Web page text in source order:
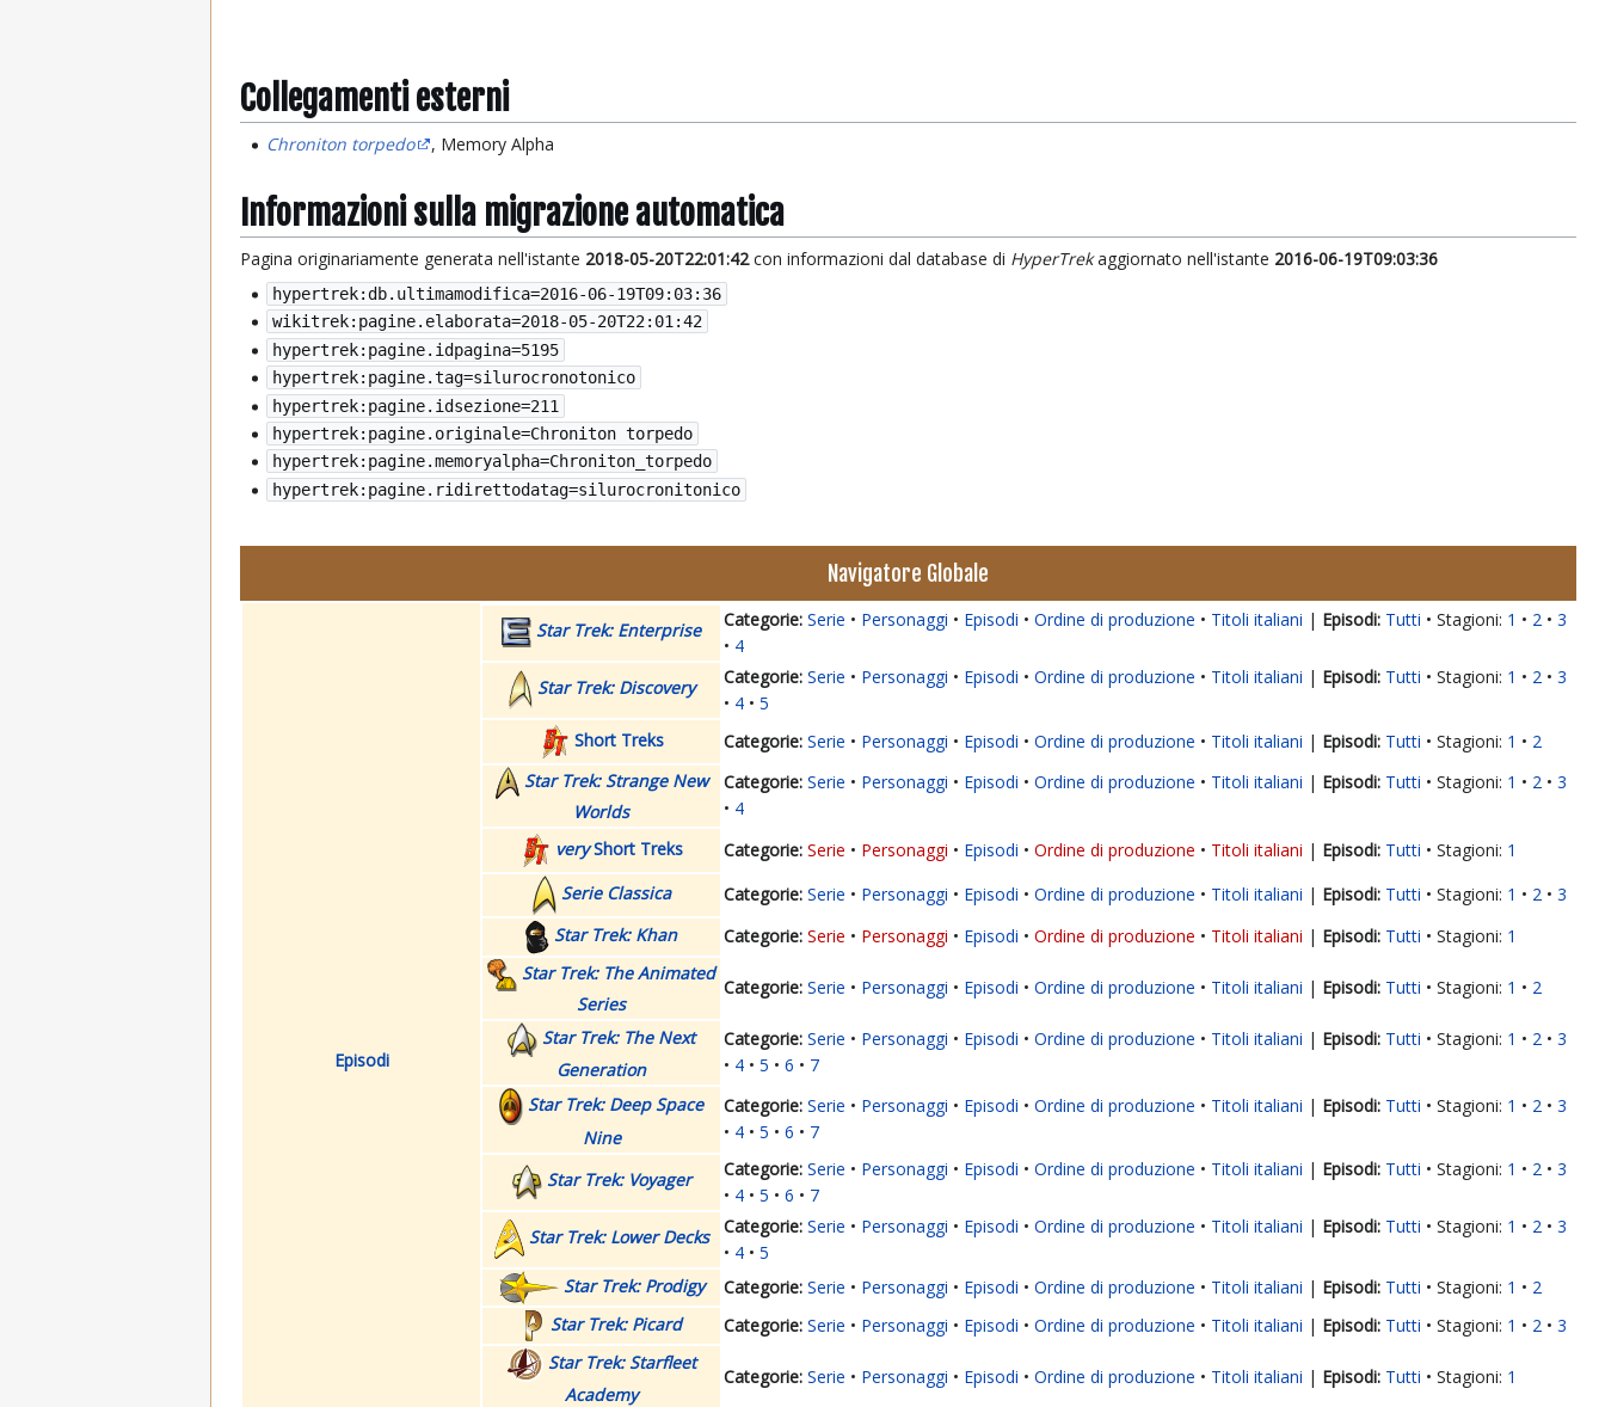
Collegamenti esterni
Chroniton torpedo , Memory Alpha
Informazioni sulla migrazione automatica
Pagina originariamente generata nell'istante 2018-05-20T22:01:42con informazioni dal database di HyperTrekaggiornato nell'istante 2016-06-19T09:03:36
hypertrek:db.ultimamodifica=2016-06-19T09:03:36
wikitrek:pagine.elaborata=2018-05-20T22:01:42
hypertrek:pagine.idpagina=5195
hypertrek:pagine.tag=silurocronotonico
hypertrek:pagine.idsezione=211
hypertrek:pagine.originale=Chroniton torpedo
hypertrek:pagine.memoryalpha=Chroniton_torpedo
hypertrek:pagine.ridirettodatag=silurocronitonico
Navigatore Globale
Episodi
Star Trek: Enterprise Serie Personaggi Episodi Ordine di produzione Titoli italiani | Tutti Stagioni: 1 2
3
4
Star Trek: Discovery
Serie Personaggi Episodi Ordine di produzione Titoli italiani | Tutti Stagioni: 1 2
3
4
5
Short Treks
Serie Personaggi Episodi Ordine di produzione Titoli italiani | Tutti Stagioni: 1
2
Star Trek: Strange New
Worlds
Serie Personaggi Episodi Ordine di produzione Titoli italiani | Tutti Stagioni: 1 2
3
4
veryShort Treks Serie Personaggi Episodi Ordine di produzione Titoli italiani | Tutti Stagioni: 1
Serie Classica
Serie Personaggi Episodi Ordine di produzione Titoli italiani | Tutti Stagioni: 1 2
3
Star Trek: Khan
Serie Personaggi Episodi Ordine di produzione Titoli italiani | Tutti Stagioni: 1
Star Trek: The Animated
Series
Serie Personaggi Episodi Ordine di produzione Titoli italiani | Tutti Stagioni: 1 2
Star Trek: The Next
Generation
Serie Personaggi Episodi Ordine di produzione Titoli italiani | Tutti Stagioni: 1 2
3
4
5 6
7
Star Trek: Deep Space
Nine
Serie Personaggi Episodi Ordine di produzione Titoli italiani | Tutti Stagioni: 1 2
3
4
5 6 7
Star Trek: Voyager Serie Personaggi Episodi Ordine di produzione Titoli italiani | Tutti Stagioni: 1 2
3
4
5 6
7
Star Trek: Lower Decks
Serie Personaggi Episodi Ordine di produzione Titoli italiani | Tutti Stagioni: 1 2
3
4
5
Star Trek: Prodigy
Serie Personaggi Episodi Ordine di produzione Titoli italiani | Tutti Stagioni: 1
2
Star Trek: Picard
Serie Personaggi Episodi Ordine di produzione Titoli italiani | Tutti Stagioni: 1 2
3
Star Trek: Starfleet
Academy
Serie Personaggi Episodi Ordine di produzione Titoli italiani | Tutti Stagioni: 1